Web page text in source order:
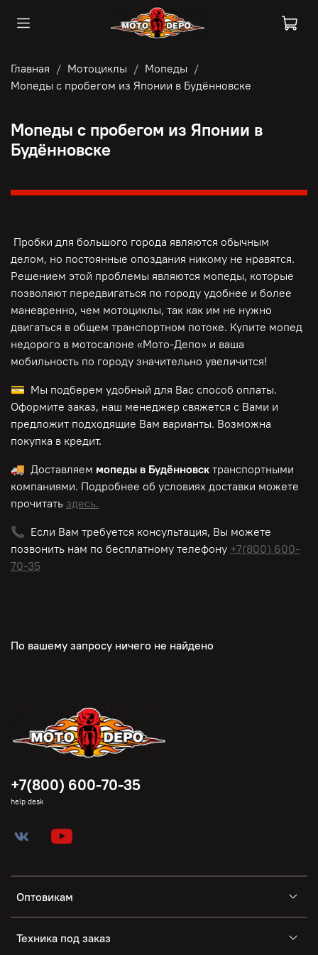
Главная Мотоциклы
Мопеды
Мопеды с пробегом из Японии в Будённовске
Мопеды с пробегом из Японии в
Будённовске
Пробки для большого города являются обычным
делом, но постоянные опоздания никому не нравятся.
Решением этой проблемы являются мопеды, которые
позволяют передвигаться по городу удобнее и более
маневренно, чем мотоциклы, так как им не нужно
двигаться в общем транспортном потоке. Купите мопед
недорого в мотосалоне «Мото-Депо» и ваша
мобильность по городу значительно увеличится!
💳 Мы подберем удобный для Вас способ оплаты.
Оформите заказ, наш менеджер свяжется с Вами и
предложит подходящие Вам варианты. Возможна
покупка в кредит.
🚚 Доставляем мопеды в Будённовск транспортными
компаниями. Подробнее об условиях доставки можете
прочитать здесь.
📞 Если Вам требуется консультация, Вы можете
позвонить нам по бесплатному телефону +7(800) 600-
70-35
По вашему запросу ничего не найдено
Оптовикам
Техника под заказ
+7(800) 600-70-35
help desk